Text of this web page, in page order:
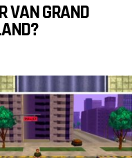
VAN GRAND